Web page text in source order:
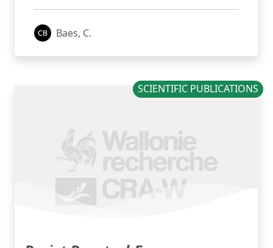
Baes, C.
SCIENTIFIC PUBLICATIONS